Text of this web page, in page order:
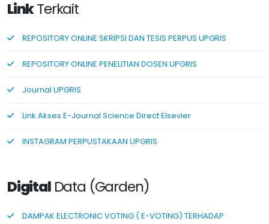
LinkTerkait
REPOSITORY ONLINE SKRIPSI DAN TESIS PERPUS UPGRIS
REPOSITORY ONLINE PENELITIAN DOSEN UPGRIS
Journal UPGRIS
Link Akses E-Journal Science Direct Elsevier
INSTAGRAM PERPUSTAKAAN UPGRIS
DigitalData (Garden)
DAMPAK ELECTRONIC VOTING ( E-VOTING) TERHADAP